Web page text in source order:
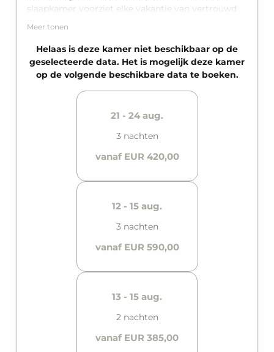
slaapkamer voorziet elke vakantie van vertrouwd
comfort en een vleugje thuis. Met een king-size
slaapbank en een extra eenpersoons stapelbed
biedt het appartement plaats voor maximaal vier
personen. Geniet van welverdiende privacy met
uitgeruste keuken.
Meer tonen
Helaas is deze kamer niet beschikbaar op de
geselecteerde data. Het is mogelijk deze kamer
op de volgende beschikbare data te boeken.
21 - 24 aug.
3 nachten
vanaf EUR 420,00
12 - 15 aug.
3 nachten
vanaf EUR 590,00
13 - 15 aug.
2 nachten
vanaf EUR 385,00